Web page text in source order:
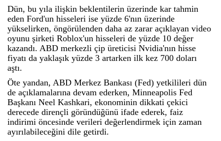
Dün, bu yıla ilişkin beklentilerin üzerinde kar tahmin
eden Ford'un hisseleri ise yüzde 6'nın üzerinde
yükselirken, öngörülenden daha az zarar açıklayan video
oyunu şirketi Roblox'un hisseleri de yüzde 10 değer
kazandı. ABD merkezli çip üreticisi Nvidia'nın hisse
fiyatı da yaklaşık yüzde 3 artarken ilk kez 700 doları
aştı.
Öte yandan, ABD Merkez Bankası (Fed) yetkilileri dün
de açıklamalarına devam ederken, Minneapolis Fed
Başkanı Neel Kashkari, ekonominin dikkati çekici
derecede dirençli göründüğünü ifade ederek, faiz
indirimi öncesinde verileri değerlendirmek için zaman
ayırılabileceğini dile getirdi.